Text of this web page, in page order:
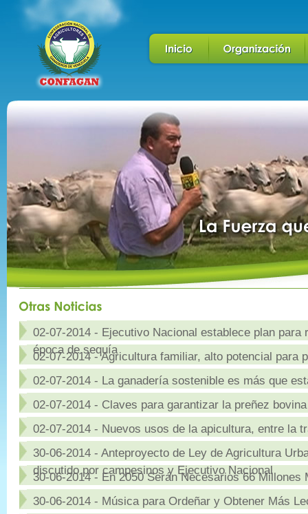
02-07-2014 - Ejecutivo Nacional establece plan para
época de sequía
02-07-2014 - Agricultura familiar, alto potencial para
02-07-2014 - La ganadería sostenible es más que
02-07-2014 - Claves para garantizar la preñez
02-07-2014 - Nuevos usos de la apicultura, entre la
30-06-2014 - Anteproyecto de Ley de Agricultura
discutido por campesinos y Ejecutivo Nacional
30-06-2014 - En 2050 Serán Necesarios 66 Millones
30-06-2014 - Música para Ordeñar y Obtener Más